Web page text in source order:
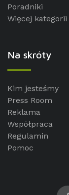
Poradniki
Więcej kategorii
Na skróty
Kim jesteśmy
Press Room
Reklama
Współpraca
Regulamin
Pomoc